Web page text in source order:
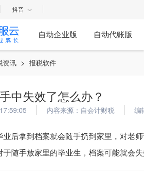
抖音
自动企业版 自动代账版
资讯 > 报税软件
中失效了怎么办？
内容来源：自会计财税 编
业后拿到档案就会随手扔到家里，对老
于随手放家里的毕业生，档案可能就会